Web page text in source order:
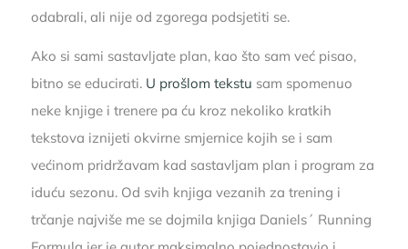
odabrali, ali nije od zgorega podsjetiti se.
Ako si sami sastavljate plan, kao što sam već pisao,
bitno se educirati. U prošlom tekstu sam spomenuo
neke knjige i trenere pa ću kroz nekoliko kratkih
tekstova iznijeti okvirne smjernice kojih se i sam
većinom pridržavam kad sastavljam plan i program za
iduću sezonu. Od svih knjiga vezanih za trening i
trčanje najviše me se dojmila knjiga Daniels´ Running